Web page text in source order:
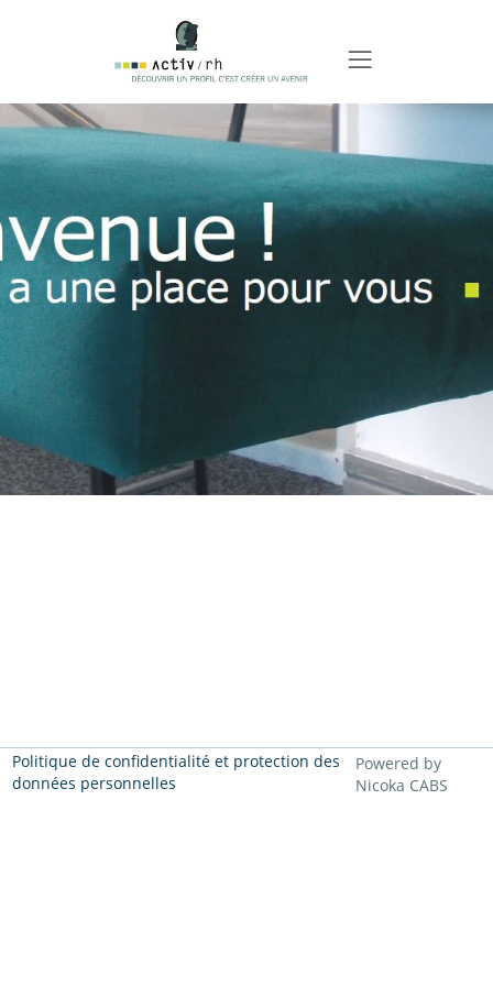
Politique de confidentialité et protection des
données personnelles
Powered by
Nicoka CABS